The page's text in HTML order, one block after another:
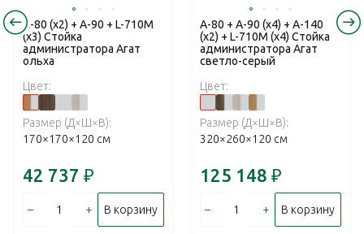
А-80 (x2) + А-90 + L-710М
(х3) Стойка
администратора Агат
ольха
Цвет:
Размер (Д×Ш×В):
170×170×120 см
42 737 ₽
– + В корзину
А-80 + А-90 (x4) + А-140
(x2) + L-710М (х4) Стойка
администратора Агат
светло-серый
Цвет:
Размер (Д×Ш×В):
320×260×120 см
125 148 ₽
– + В корзину